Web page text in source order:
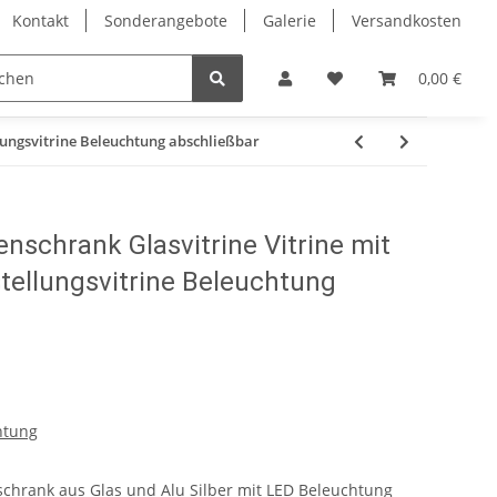
Kontakt Sonderangebote Galerie Versandkosten
0,00 €
Eckvitrinen Hochglanz Design Vitrinen
Beleuchtung abschließbar
Glasvitrine Vitrine mit
Beleuchtung
aus Glas und Alu Silber mit LED Beleuchtung